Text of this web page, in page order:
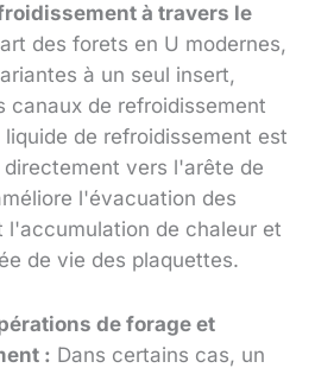
à travers le
des forets en U modernes,
à un seul insert,
canaux de refroidissement
de refroidissement est
vers l'arête de
l'évacuation des
l'accumulation de chaleur et
de vie des plaquettes.
de forage et
: Dans certains cas, un